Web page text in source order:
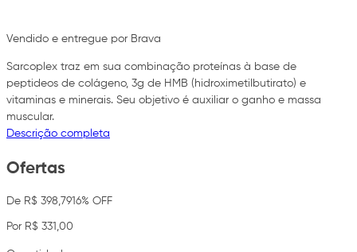
Vendido e entregue por Brava
Sarcoplex traz em sua combinação proteínas à base de
peptideos de colágeno, 3g de HMB (hidroximetilbutirato) e
vitaminas e minerais. Seu objetivo é auxiliar o ganho e massa
muscular.
Descrição completa
Ofertas
De R$ 398,7916% OFF
Por R$ 331,00